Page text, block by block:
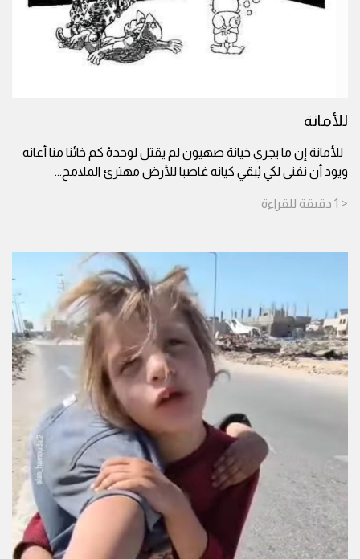
للأمانة
للأمانة إن ما يجري خيانة صهيون لم يقتل لوحدهْ كم خائنا منا أعانه
ويود أن نفنى لكي يُبقي كيانه غاصبا للأرض مهترئ الملامح...
< 1 دقيقة للقراءة